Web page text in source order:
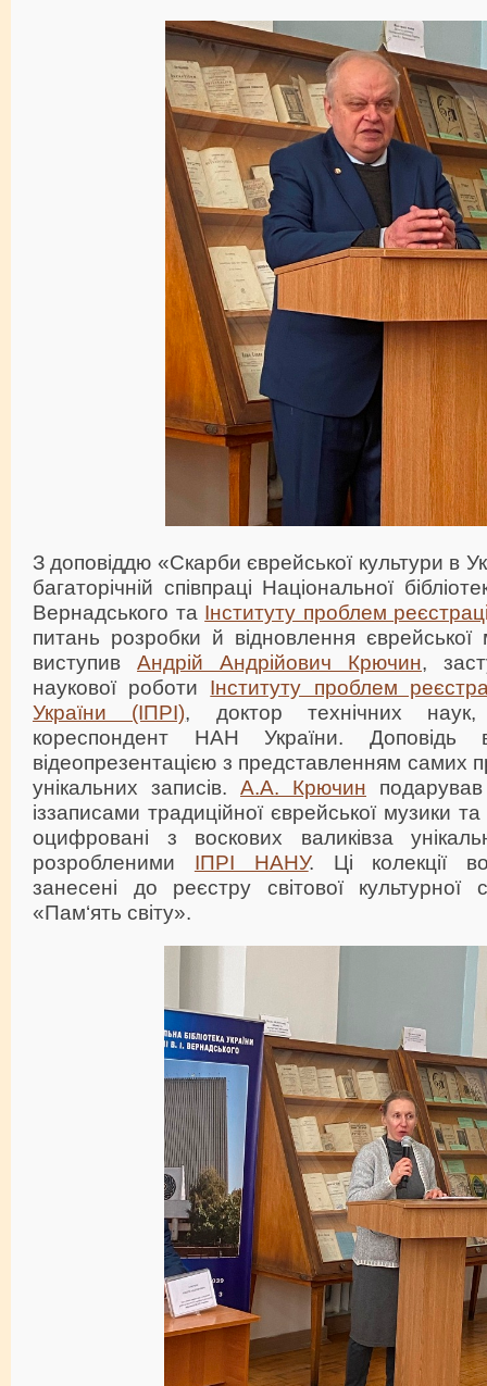
З доповіддю «Скарби єврейської культури в
багаторічній співпраці Національної
Вернадського та Інституту проблем
питань розробки й відновлення
виступив Андрій Андрійович Крючин,
наукової роботи Інституту проблем
України (ІПРІ), доктор технічних
кореспондент НАН України. Доповідь
відеопрезентацією з представленням самих
унікальних записів. А.А. Крючин
іззаписами традиційної єврейської музики
оцифровані з воскових валиківза
розробленими ІПРІ НАНУ. Ці колекції
занесені до реєстру світової
«Пам‘ять світу».